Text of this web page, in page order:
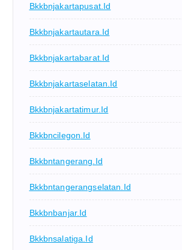
Bkkbnjakartapusat.id
Bkkbnjakartautara.id
Bkkbnjakartabarat.id
Bkkbnjakartaselatan.id
Bkkbnjakartatimur.id
Bkkbncilegon.id
Bkkbntangerang.id
Bkkbntangerangselatan.id
Bkkbnbanjar.id
Bkkbnsalatiga.id